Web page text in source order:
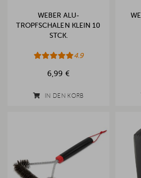
WEBER ALU-
TROPFSCHALEN KLEIN 10
STCK.
4.9
6,99 €
IN DEN KORB